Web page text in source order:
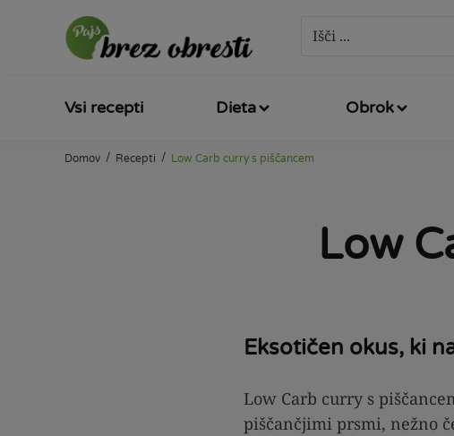
Vsi recepti Dieta Obrok
Domov / Recepti / Low Carb curry s piščancem
Low
Eksotičen okus, ki
Low Carb curry s
piščančjimi prsmi, nežno